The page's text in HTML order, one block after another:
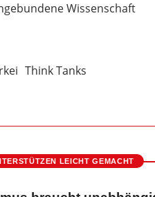
Wissenschaft
Think Tanks
LEICHT GEMACHT